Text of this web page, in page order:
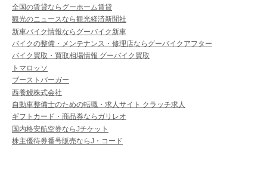
全国の賃貸ならグーホーム賃貸
観光のニュースなら観光経済新聞社
新車バイク情報ならグーバイク新車
バイクの整備・メンテナンス・修理店ならグーバイクアフター
バイク買取・買取相場情報 グーバイク買取
トマロッソ
ブーストバーガー
西養鰻株式会社
自動車整備士のための転職・求人サイト クラッチ求人
ギフトカード・商品券ならガリレオ
国内格安航空券ならJチケット
株主優待券番号販売ならJ・コード